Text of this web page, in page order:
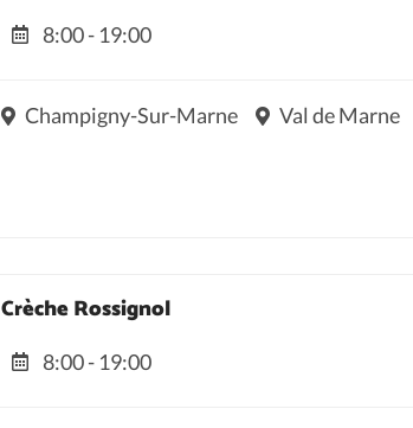
8:00 - 19:00
Champigny-Sur-Marne Val de Marne
Crèche Rossignol
8:00 - 19:00